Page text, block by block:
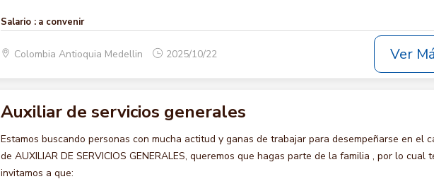
Salario : a convenir
Colombia Antioquia Medellin 2025/10/22 Ver
Auxiliar de servicios generales
Estamos buscando personas con mucha actitud y ganas de trabajar para desempeñarse en el
de AUXILIAR DE SERVICIOS GENERALES, queremos que hagas parte de la familia , por lo cual
invitamos a que: